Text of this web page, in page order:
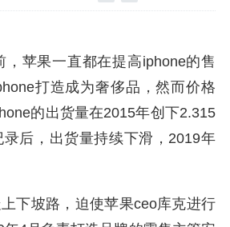
，苹果一直都在提高iphone的售
打造成为奢侈品，然而价格
的出货量在2015年创下2.315
后，出货量持续下滑，2019年
下坡路，迫使苹果ceo库克进行